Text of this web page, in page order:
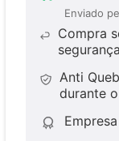
Enviado
Compra
Anti
durante